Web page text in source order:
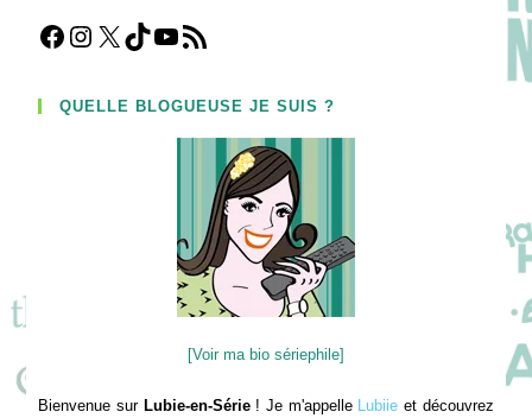
Facebook
Instagram
X TikTokYouTube
Flux RSS
QUELLE BLOGUEUSE JE SUIS ?
[Voir ma bio sériephile]
Bienvenue sur Lubie-en-Série! Je m'appelle Lubiie et découvrez